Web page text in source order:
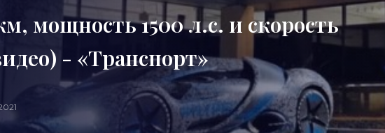
мощность 1500 л.с. и скорость
- «Транспорт»